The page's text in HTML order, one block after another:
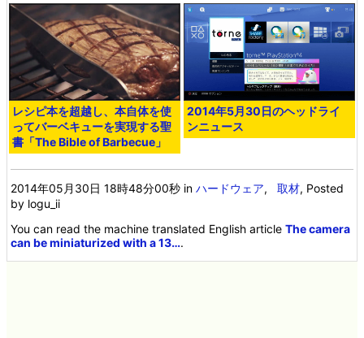
レシピ本を超越し、本自体を使
ってバーベキューを実現する聖
書「The Bible of Barbecue」
2014年5月30日のヘッドライ
ンニュース
2014年05月30日 18時48分00秒 inハードウェア,取材, Posted
by logu_ii
You can read the machine translated English articleThe camera
can be miniaturized with a 13….